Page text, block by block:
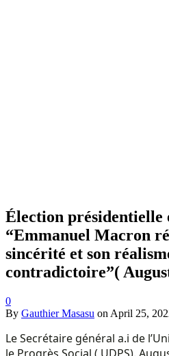
Élection présidentielle
“Emmanuel Macron
sincérité et son
contradictoire”(
0
By Gauthier Masasu on April 25,
Le Secrétaire général a.i de